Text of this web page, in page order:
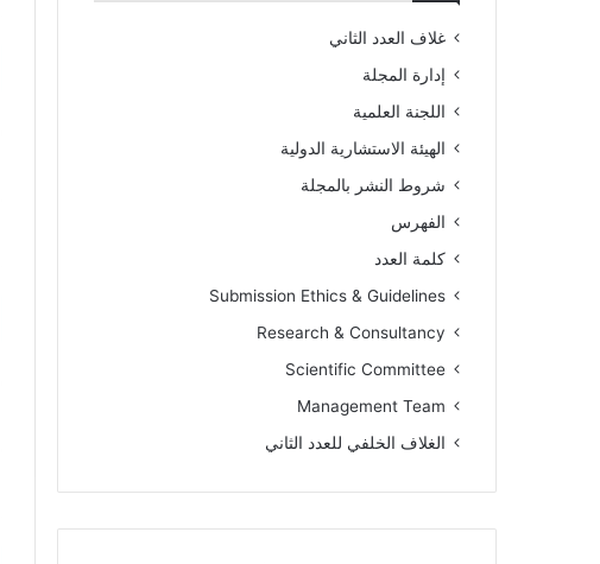
غلاف العدد الثاني
إدارة المجلة
اللجنة العلمية
الهيئة الاستشارية الدولية
شروط النشر بالمجلة
الفهرس
كلمة العدد
Submission Ethics & Guidelines
Research & Consultancy
Scientific Committee
Management Team
الغلاف الخلفي للعدد الثاني